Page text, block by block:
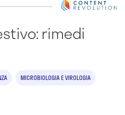
rimedi
MICROBIOLOGIA E VIROLOGIA